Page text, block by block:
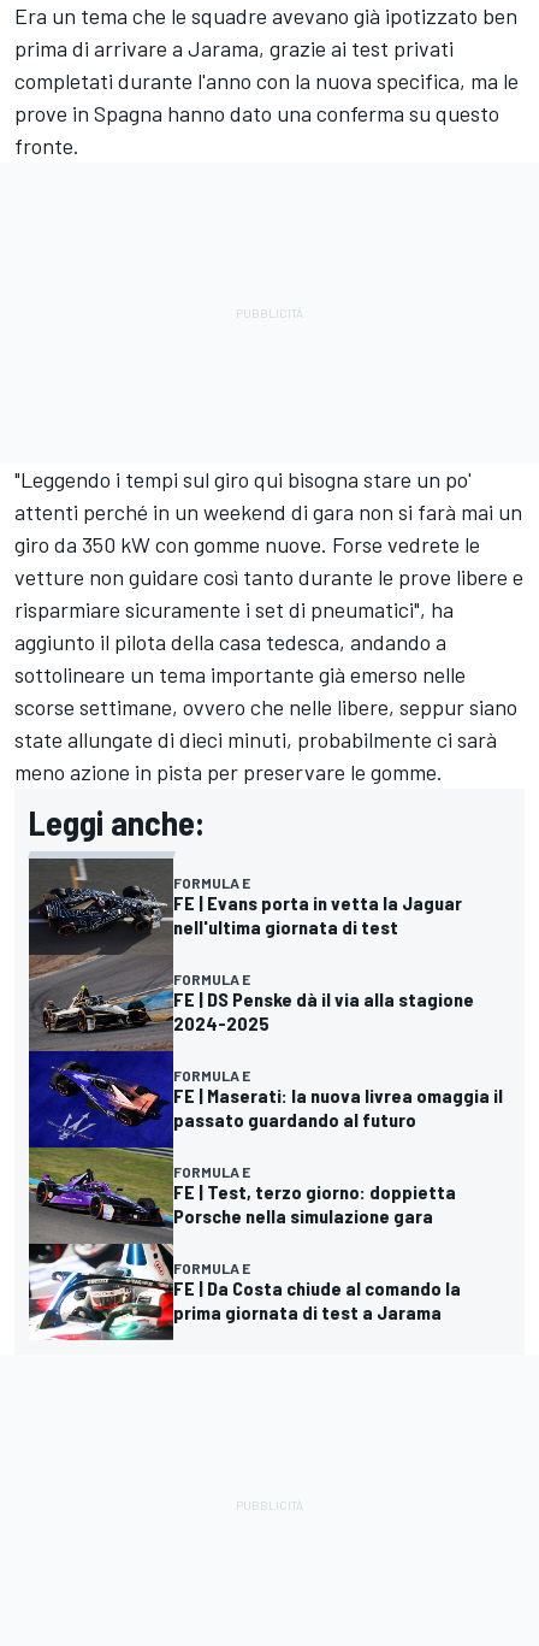
Era un tema che le squadre avevano già ipotizzato ben
prima di arrivare a Jarama, grazie ai test privati
completati durante l'anno con la nuova specifica, ma le
prove in Spagna hanno dato una conferma su questo
fronte.
"Leggendo i tempi sul giro qui bisogna stare un po'
attenti perché in un weekend di gara non si farà mai un
giro da 350 kW con gomme nuove. Forse vedrete le
vetture non guidare così tanto durante le prove libere e
risparmiare sicuramente i set di pneumatici", ha
aggiunto il pilota della casa tedesca, andando a
sottolineare un tema importante già emerso nelle
scorse settimane, ovvero che nelle libere, seppur siano
state allungate di dieci minuti, probabilmente ci sarà
meno azione in pista per preservare le gomme.
Leggi anche:
FORMULA E
FE | Evans porta in vetta la Jaguar
nell'ultima giornata di test
FORMULA E
FE | DS Penske dà il via alla stagione
2024-2025
FORMULA E
FE | Maserati: la nuova livrea omaggia il
passato guardando al futuro
FORMULA E
FE | Test, terzo giorno: doppietta
Porsche nella simulazione gara
FORMULA E
FE | Da Costa chiude al comando la
prima giornata di test a Jarama